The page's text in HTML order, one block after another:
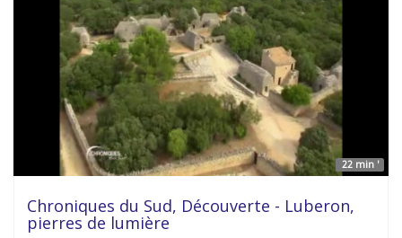
22 min '
Chroniques du Sud, Découverte - Luberon,
pierres de lumière